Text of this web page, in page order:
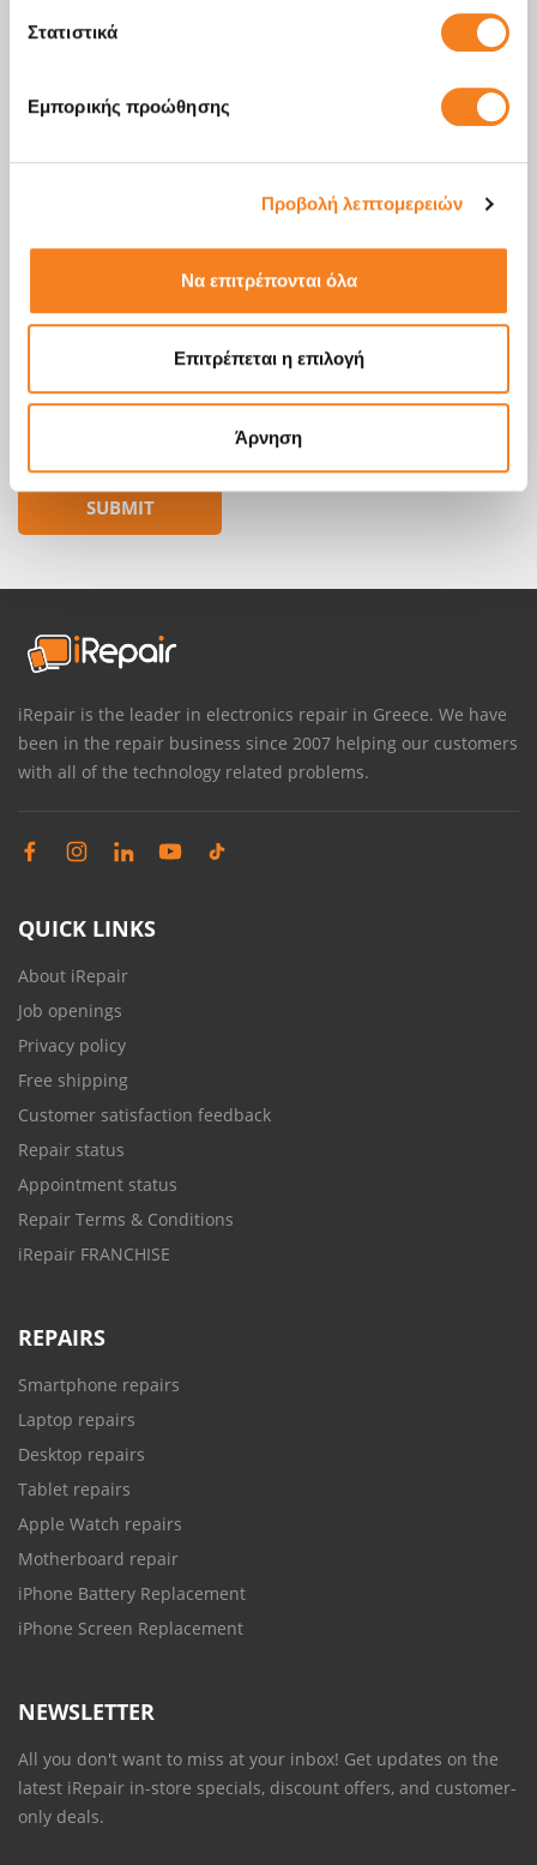
Στατιστικά
Εμπορικής προώθησης
Προβολή λεπτομερειών
Να επιτρέπονται όλα
Επιτρέπεται η επιλογή
Άρνηση
iRepair is the leader in electronics repair in Greece. We have
been in the repair business since 2007 helping our customers
with all of the technology related problems.
QUICK LINKS
About iRepair
Job openings
Privacy policy
Free shipping
Customer satisfaction feedback
Repair status
Appointment status
Repair Terms & Conditions
iRepair FRANCHISE
REPAIRS
Smartphone repairs
Laptop repairs
Desktop repairs
Tablet repairs
Apple Watch repairs
Motherboard repair
iPhone Battery Replacement
iPhone Screen Replacement
NEWSLETTER
All you don't want to miss at your inbox! Get updates on the
latest iRepair in-store specials, discount offers, and customer-
only deals.